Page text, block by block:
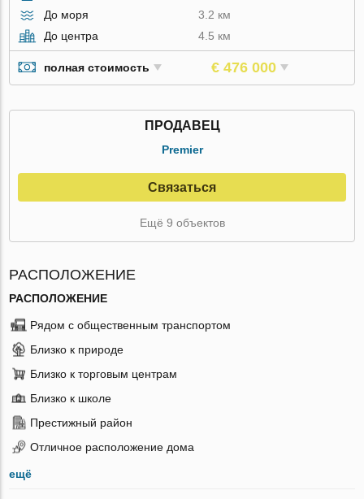
До моря
3.2 км
До центра
4.5 км
полная стоимость € 476 000
ПРОДАВЕЦ
Premier
Связаться
Ещё 9 объектов
РАСПОЛОЖЕНИЕ
РАСПОЛОЖЕНИЕ
Рядом с общественным транспортом
Близко к природе
Близко к торговым центрам
Близко к школе
Престижный район
Отличное расположение дома
ещё